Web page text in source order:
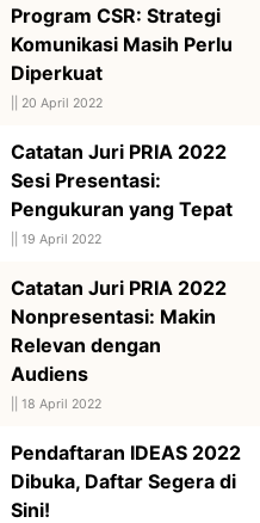
Program CSR: Strategi
Komunikasi Masih Perlu
Diperkuat
20 April 2022
Catatan Juri PRIA 2022
Sesi Presentasi:
Pengukuran yang Tepat
19 April 2022
Catatan Juri PRIA 2022
Nonpresentasi: Makin
Relevan dengan
Audiens
18 April 2022
Pendaftaran IDEAS 2022
Dibuka, Daftar Segera di
Sini!